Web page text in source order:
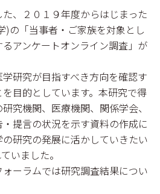
、２０１９年度からはじまった
)の「当事者・ご家族を対象とし
アンケートオンライン調査」が
研究が目指すべき方向を確認す
目的としています。本研究で得
究機関、医療機関、関係学会、
提言の状況を示す資料の作成に
研究の発展に活かしていきたい
いました。
ーラムでは研究調査結果につい